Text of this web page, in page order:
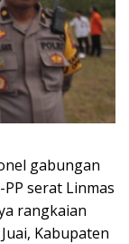
gabungan
serat Linmas
rangkaian
Kabupaten